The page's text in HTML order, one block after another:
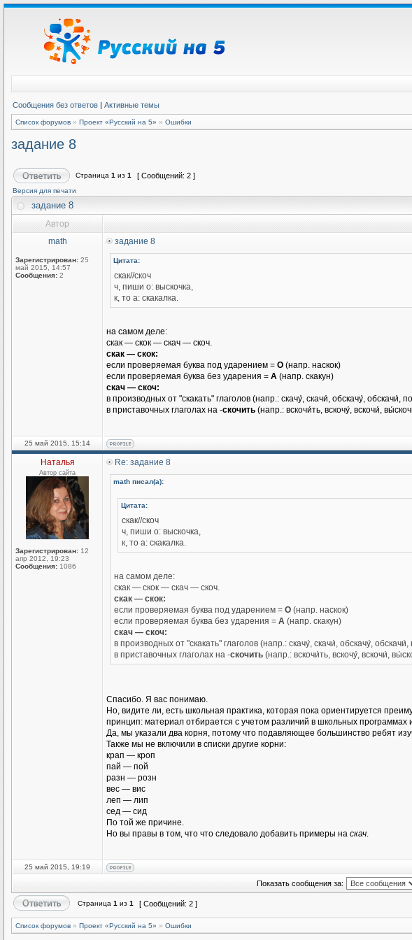
Сообщения без ответов | Активные темы
Список форумов » Проект «Русский на 5» » Ошибки
задание 8
Страница 1 из 1 [ Сообщений: 2 ]
Версия для печати
задание 8
Автор
math
Зарегистрирован: 25
май 2015, 14:57
Сообщения: 2
задание 8
Цитата:
скак//скоч
ч, пиши о: выскочка,
к, то а: скакалка.
на самом деле:
скак — скок — скач — скоч.
скак — скок:
если проверяемая буква под ударением = О (напр. наскок)
если проверяемая буква без ударения = А (напр. скакун)
скач — скоч:
в производных от "скакать" глаголов (напр.: скачу́, скачи́, обскачу́, обскачи́,
в приставочных глаголах на -скочить (напр.: вскочи́ть, вскочу́, вскочи́,
25 май 2015, 15:14
Наталья
Автор сайта
Зарегистрирован: 12
апр 2012, 19:23
Сообщения: 1086
Re: задание 8
math писал(а):
Цитата:
скак//скоч
ч, пиши о: выскочка,
к, то а: скакалка.
на самом деле:
скак — скок — скач — скоч.
скак — скок:
если проверяемая буква под ударением = О (напр. наскок)
если проверяемая буква без ударения = А (напр. скакун)
скач — скоч:
в производных от "скакать" глаголов (напр.: скачу́, скачи́, обскачу́, обскачи́,
в приставочных глаголах на -скочить (напр.: вскочи́ть, вскочу́, вскочи́,
Спасибо. Я вас понимаю.
Но, видите ли, есть школьная практика, которая пока ориентируется
принцип: материал отбирается с учетом различий в школьных программах
Да, мы указали два корня, потому что подавляющее большинство ребят
Также мы не включили в списки другие корни:
крап — кроп
пай — пой
разн — розн
вес — вис
леп — лип
сед — сид
По той же причине.
Но вы правы в том, что что следовало добавить примеры на скач.
25 май 2015, 19:19
Показать сообщения за:
Страница 1 из 1 [ Сообщений: 2 ]
Список форумов » Проект «Русский на 5» » Ошибки